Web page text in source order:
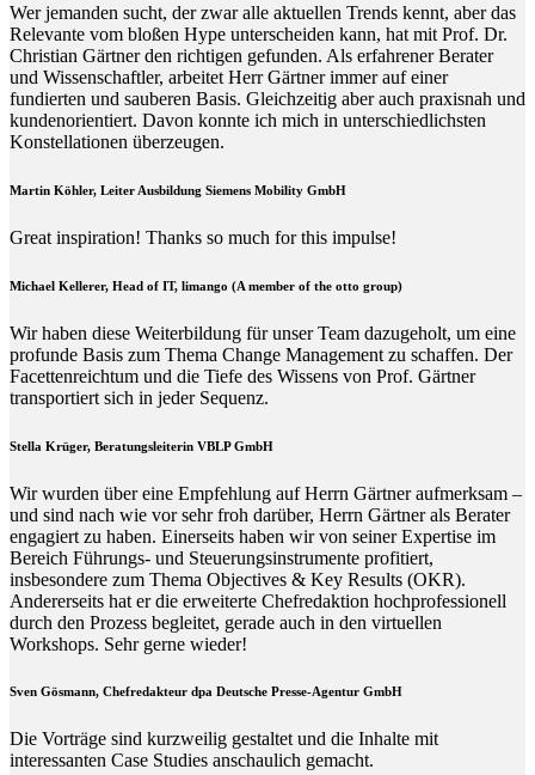
Wer jemanden sucht, der zwar alle aktuellen Trends kennt, aber das
Relevante vom bloßen Hype unterscheiden kann, hat mit Prof. Dr.
Christian Gärtner den richtigen gefunden. Als erfahrener Berater
und Wissenschaftler, arbeitet Herr Gärtner immer auf einer
fundierten und sauberen Basis. Gleichzeitig aber auch praxisnah und
kundenorientiert. Davon konnte ich mich in unterschiedlichsten
Konstellationen überzeugen.
Martin Köhler, Leiter Ausbildung Siemens Mobility GmbH
Great inspiration! Thanks so much for this impulse!
Michael Kellerer, Head of IT, limango (A member of the otto group)
Wir haben diese Weiterbildung für unser Team dazugeholt, um eine
profunde Basis zum Thema Change Management zu schaffen. Der
Facettenreichtum und die Tiefe des Wissens von Prof. Gärtner
transportiert sich in jeder Sequenz.
Stella Krüger, Beratungsleiterin VBLP GmbH
Wir wurden über eine Empfehlung auf Herrn Gärtner aufmerksam –
und sind nach wie vor sehr froh darüber, Herrn Gärtner als Berater
engagiert zu haben. Einerseits haben wir von seiner Expertise im
Bereich Führungs- und Steuerungsinstrumente profitiert,
insbesondere zum Thema Objectives & Key Results (OKR).
Andererseits hat er die erweiterte Chefredaktion hochprofessionell
durch den Prozess begleitet, gerade auch in den virtuellen
Workshops. Sehr gerne wieder!
Sven Gösmann, Chefredakteur dpa Deutsche Presse-Agentur GmbH
Die Vorträge sind kurzweilig gestaltet und die Inhalte mit
interessanten Case Studies anschaulich gemacht.